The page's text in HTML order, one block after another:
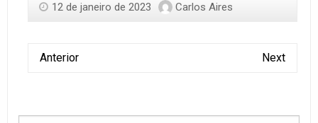
12 de janeiro de 2023 Carlos Aires
Anterior Next